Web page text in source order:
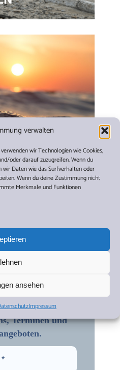
verwalten
wir Technologien wie Cookies,
oder darauf zuzugreifen. Wenn du
Daten wie das Surfverhalten oder
Wenn du deine Zustimmung nicht
Merkmale und Funktionen
ansehen
Impressum
Alarm
bleiben
Terminen und
.